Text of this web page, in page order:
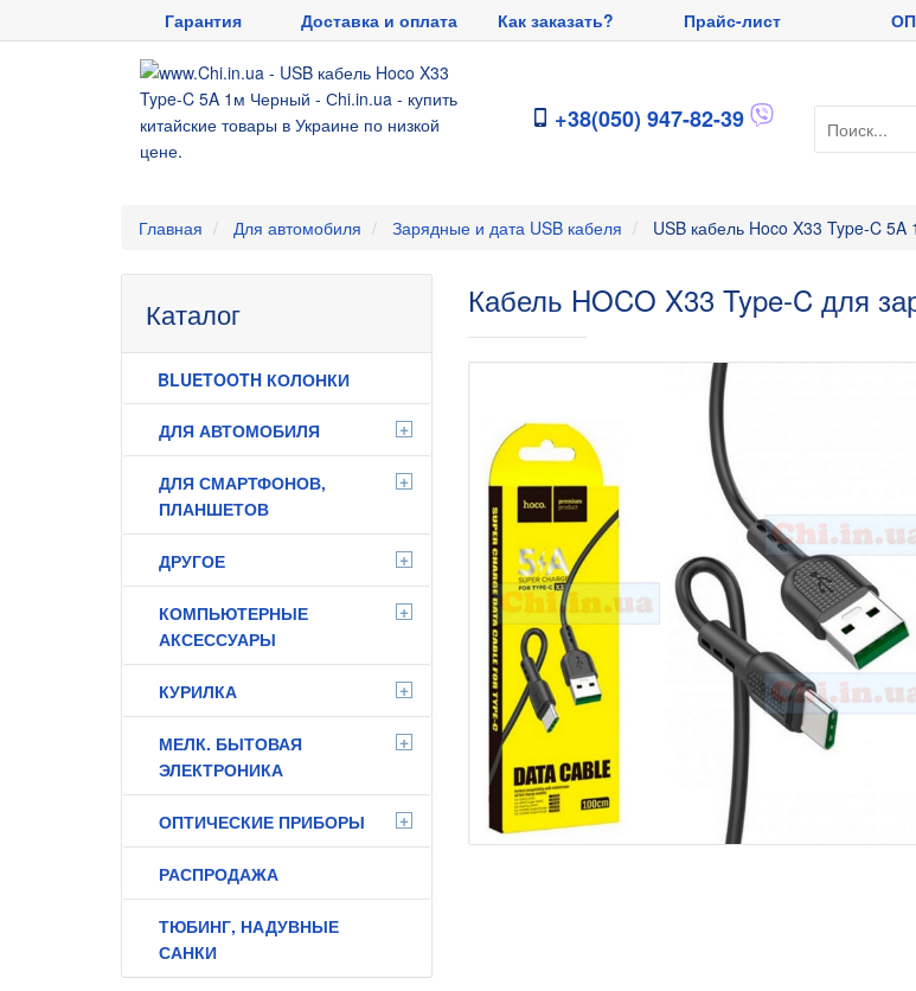
Гарантия Доставка и оплата Как заказать? Прайс-лист
+38(050) 947-82-39
Главная Для автомобиля Зарядные и дата USB кабеля USB кабель Hoco X33 Type-C
Каталог
BLUETOOTH КОЛОНКИ
ДЛЯ АВТОМОБИЛЯ +
ДЛЯ СМАРТФОНОВ,
ПЛАНШЕТОВ
+
ДРУГОЕ +
КОМПЬЮТЕРНЫЕ
АКСЕССУАРЫ
+
КУРИЛКА +
МЕЛК. БЫТОВАЯ
ЭЛЕКТРОНИКА
+
ОПТИЧЕСКИЕ ПРИБОРЫ +
РАСПРОДАЖА
ТЮБИНГ, НАДУВНЫЕ
САНКИ
Кабель HOCO X33 Type-C для